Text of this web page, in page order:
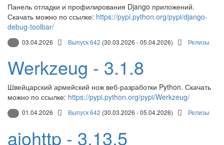
Панель отладки и профилирования Django приложений.
Скачать можно по ссылке: https://pypi.python.org/pypi/django-
debug-toolbar/
03.04.2026 Выпуск 642 (30.03.2026 - 05.04.2026) Релизы
Werkzeug - 3.1.8
Швейцарский армейский нож веб-разработки Python. Скачать
можно по ссылке: https://pypi.python.org/pypi/Werkzeug/
01.04.2026 Выпуск 642 (30.03.2026 - 05.04.2026) Релизы
aiohttp - 3.13.5